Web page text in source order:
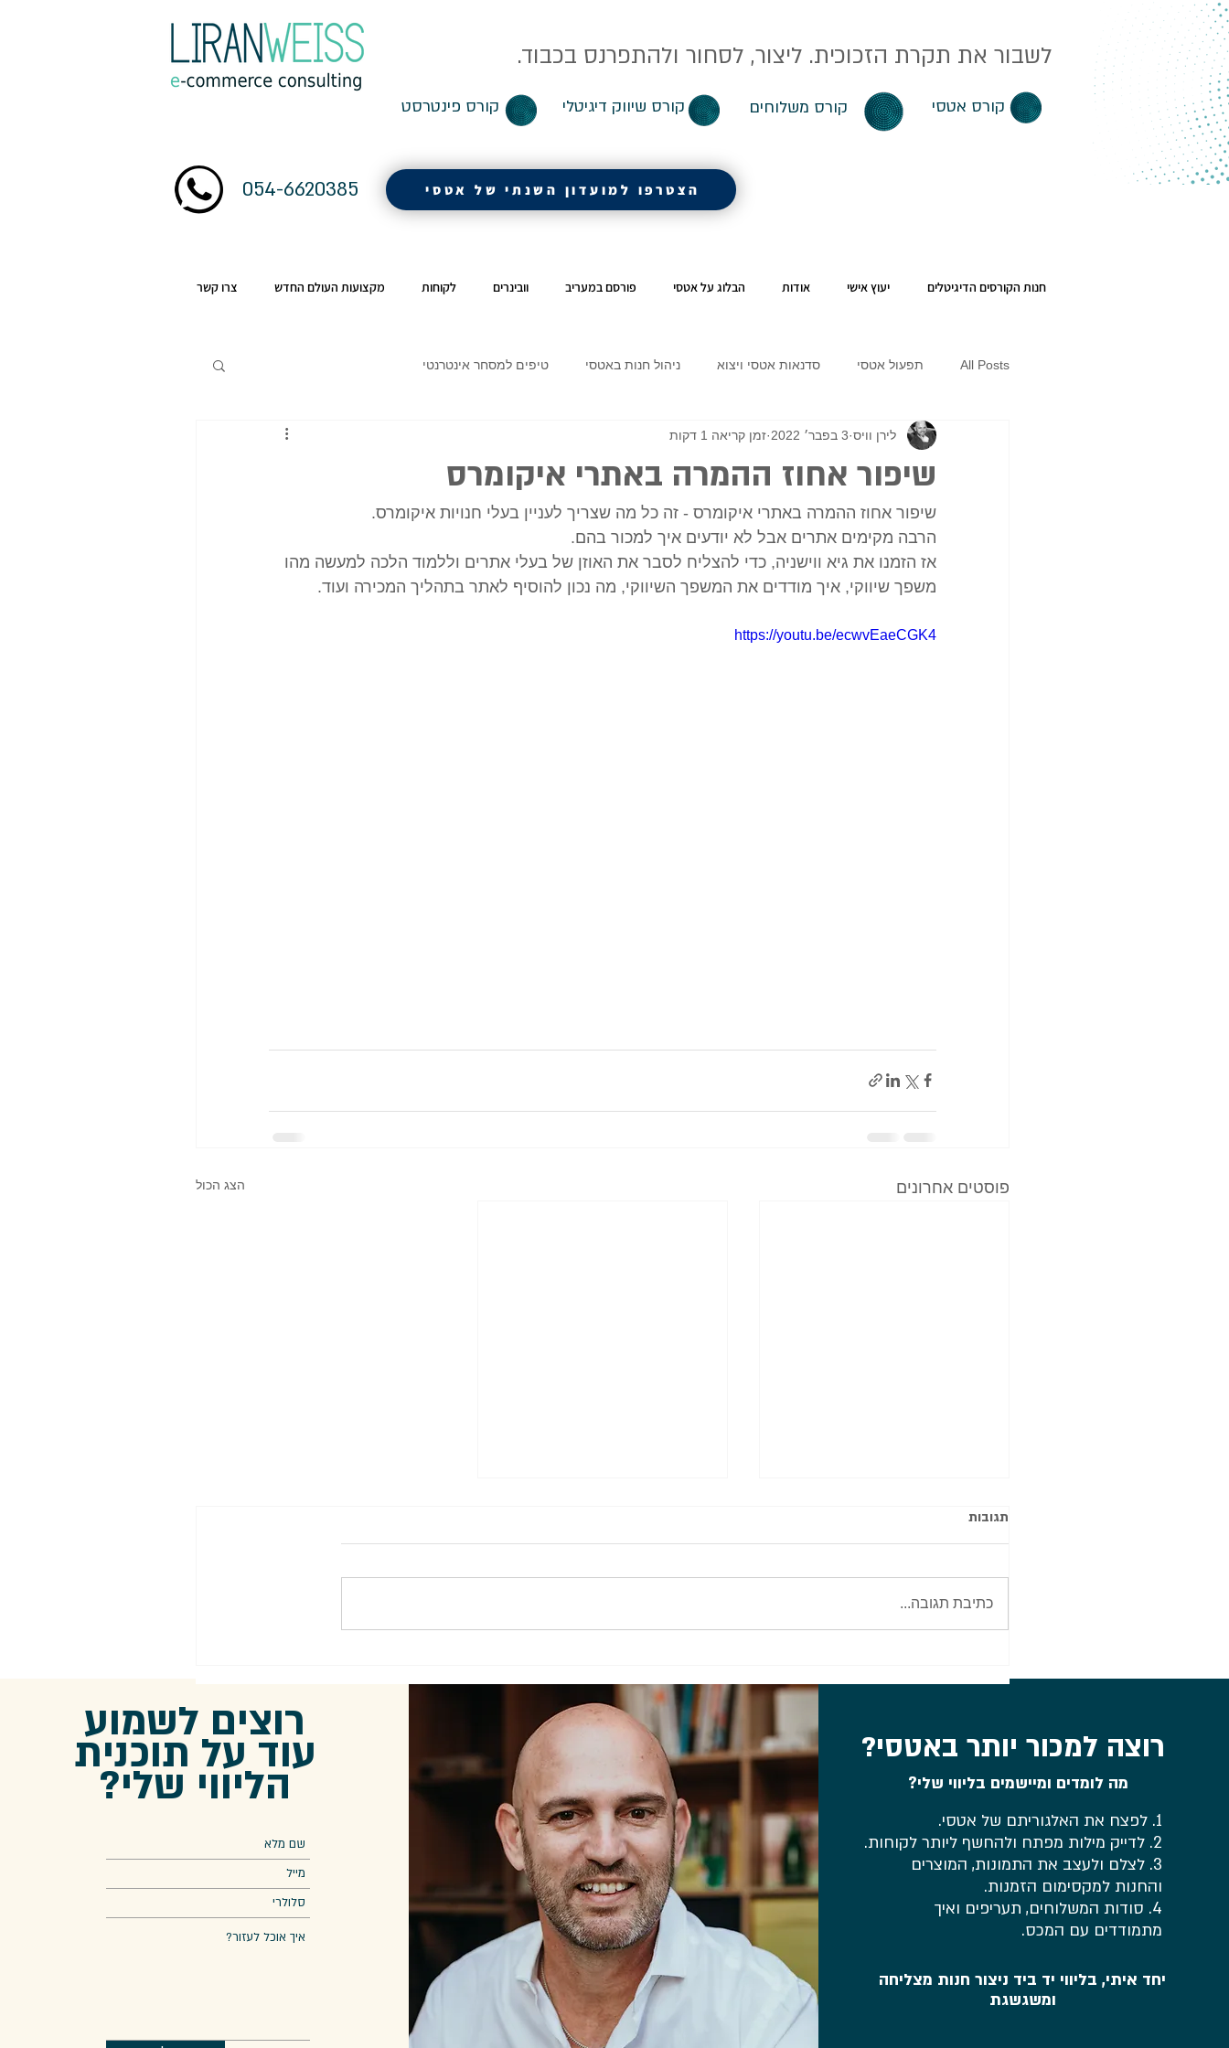
054-6620385
לשבור את תקרת הזכוכית. ליצור, לסחור ולהתפרנס בכבוד.
קורס פינטרסט קורס שיווק דיגיטלי קורס משלוחים קורס אטסי
הצטרפו למועדון השנתי של אטסי
חנות הקורסים הדיגיטלים יעוץ אישי אודות הבלוג על אטסי פורסם במעריב וובינרים לקוחות מקצועות העולם החדש צרו קשר
רוצים לשמוע
עוד על תוכנית
הליווי שלי?
רוצה למכור יותר באטסי?
מה לומדים ומיישמים בליווי שלי?
1. לפצח את האלגוריתם של אטסי.
2. לדייק מילות מפתח ולהחשף ליותר לקוחות.
3. לצלם ולעצב את התמונות, המוצרים
והחנות למקסימום הזמנות.
4. סודות המשלוחים, תעריפים ואיך
מתמודדים עם המכס.
יחד איתי, בליווי יד ביד ניצור חנות מצליחה
ומשגשגת
All Posts תפעול אטסי סדנאות אטסי ויצוא ניהול חנות באטסי טיפים למסחר אינטרנטי
שיפור אחוז ההמרה באתרי איקומרס
לירן וויס 3 בפבר׳ 2022 זמן קריאה 1 דקות
שיפור אחוז ההמרה באתרי איקומרס - זה כל מה שצריך לעניין בעלי חנויות איקומרס.
הרבה מקימים אתרים אבל לא יודעים איך למכור בהם.
אז הזמנו את גיא ווישניה, כדי להצליח לסבר את האוזן של בעלי אתרים וללמוד הלכה למעשה מהו
משפך שיווקי, איך מודדים את המשפך השיווקי, מה נכון להוסיף לאתר בתהליך המכירה ועוד.
https://youtu.be/ecwvEaeCGK4
פוסטים אחרונים הצג הכול
תגובות
כתיבת תגובה...